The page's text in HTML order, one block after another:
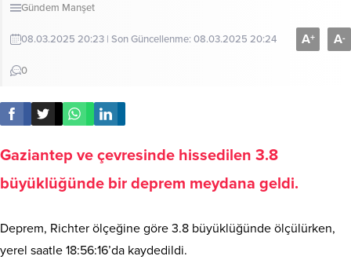
Gündem Manşet
08.03.2025 20:23 | Son Güncellenme: 08.03.2025 20:24
0
A+ A-
Gaziantep ve çevresinde hissedilen 3.8
büyüklüğünde bir deprem meydana geldi.
Deprem, Richter ölçeğine göre 3.8 büyüklüğünde ölçülürken,
yerel saatle 18:56:16’da kaydedildi.